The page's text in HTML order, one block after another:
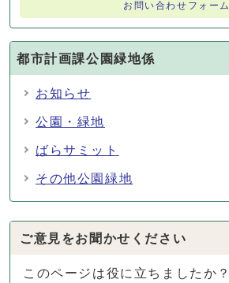
お問い合わせフォーム
都市計画課公園緑地係
お知らせ
公園・緑地
ばらサミット
その他公園緑地
ご意見をお聞かせください
このページは役に立ちましたか？